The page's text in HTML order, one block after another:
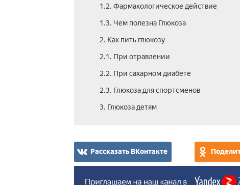
1.2. Фармакологическое действие
1.3. Чем полезна Глюкоза
2. Как пить глюкозу
2.1. При отравлении
2.2. При сахарном диабете
2.3. Глюкоза для спортсменов
3. Глюкоза детям
Рассказать ВКонтакте